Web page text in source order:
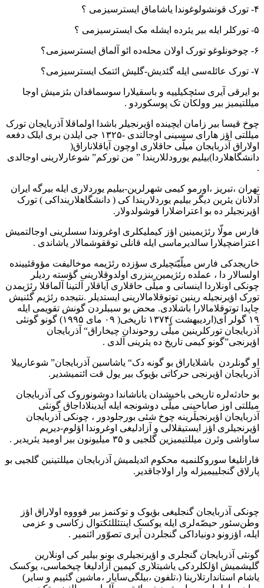
۴- تورک قونشولوغوندا یاشاماق ایسترسیزمی ؟
۵- تورکلر ایله بیر یئرده ایشله مک ایسترسیزمی ؟
۶- چوخونلوغو تورک اولان محله‌‌ده ائو آلماق ایسترسیزمی؟
۷- تورک عائله‌‌سی ایله گئدیش-گلیش ائتمک ایسترسیزمی؟
بو ایرقی آیری سئچکیلییه و باسقیلارا سوسماقدان بئزمیش اوجا
میللتیمیز بیر وولکان تک پوسکوردو .
چوخ قیسا بیر زامان ایچینده اؤیرنجیلر باشدا اولماقلا آذربایجان تورک
میللتی اؤز هارای سسینی اوجالتدی -۱۳۲۵ جی ایلدن بری ایلک دفعه‌
اولاراق آذربایجان میلّی حاقلاری اوچون آیاقلاناراق(
دانشگاهلاردا)بیلیم یورودللاریندا ” من تورکم” شوعارلارینی اوجالدی
.
تهران ،تبریز ،اورمو کیمی شهرلرین-بیلیم یوردلاری ایله بیرگه ایران
آدلانان یئرین دیگر بیلیم یوردلاریندا کی ( دانشگاهلارینداکی ) تورک
اؤیرنجیلر ده بو اعتراضلارا قوشولدولار.
فارس مولّا رئژیمینین اؤز کیملیکلری اوغروندا سسلرینی اوجالتمیش
اعتراضچیلارا سالدیرماسی ایله قانلی توققوشمالار یاشاندی .
خاریجدکی فارس میلّیّتچیلری سؤزده رئژیمه موخالیفت مؤوقئیینده
اولسالار دا ، عملده رئژیمین بنزری اولدوقلارینی گؤسته ردیلر
چونکی اونلاردا اینسانی و میلّی حاقلاری آیاقلار آلتینا آلماقلا رئژیمدن
تورک اؤیرنجیله رینین توتوقلامالارینی ایستدیلر .نتیجده رئژیم گئنیش
چاپدا توتوقلامالارا باشلادی. محض بو سببلردن گونش تقویمی ایله
۱۹ گولر آی(اردیبهشت )۱۳۷۴ تاریخی( ۰۹ مای ۱۹۹۵) گونو گونئی
آذربایجان تورکلرینین میلّی روحوندان چیخاراق“ آذربایجان
اؤیرنجی”گونو کیمی تاریخ ده یئرینی آلدی .
او گونلردن باشلایاراق بو گونه دک“ یاشاسین آذربایجان” شوعارییلا
آذربایجان اؤیرنجی حرکاتی بؤیوک بیر یول قت ائتمیشدیر.
بو حادثه‌‌لره تاریخی باخیشدان یاناشاندا دوشونوروک کی آذربایجان
میللتی اوز صاباحینی میلّی دوشونجه ایله آیدینلاداجاق گونئی
آذربایجان اؤیرنجیلَرینه چوخ شئی بورجلودور ، چونکی آذربایجان
اؤیرنجیلری اؤز ایستیقلالی و آزادلیغی اوغروندا اؤلوم-دیریم
ساواشی وئرن میللتیمیزین گلجیی و ۳۵ میلیونون بیر اومید یئریدیر .
قارانلیغا سوروکلنمیه محکوم ائدیلمیش آذربایجان میللتینین گلجیی بو
پارلاق گنجلییمیزله وار اولاجاقدیر.
چونکی آذربایجان گنجلیغی بؤیوک و توکنمز بیر قوووه اولاراق اؤز
وطن‌سئور حیصّه‌‌لری ایله یوکسک اینتئللئکتوال زکاسی و عزمی
ایله، اؤزونو دونیاداکی گنجلردن آیری تصوّور ائتمیر .
گونئی آذربایجان گنجلری و اؤیرنجیلری بونو بیلیر کی اونلارین
گلیشمیش اؤلکلردکی یاشیتلاری کیمین آزادلیغا چیخماسی، یوکسک
یاشام استاندارتلارینا (،تلفون ،بیلگی‌سایار ،ماشین گئییم و سایر)